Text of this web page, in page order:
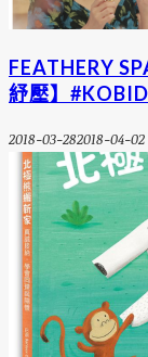
FEATHERY
紓壓】
2018-03-282018-04-02